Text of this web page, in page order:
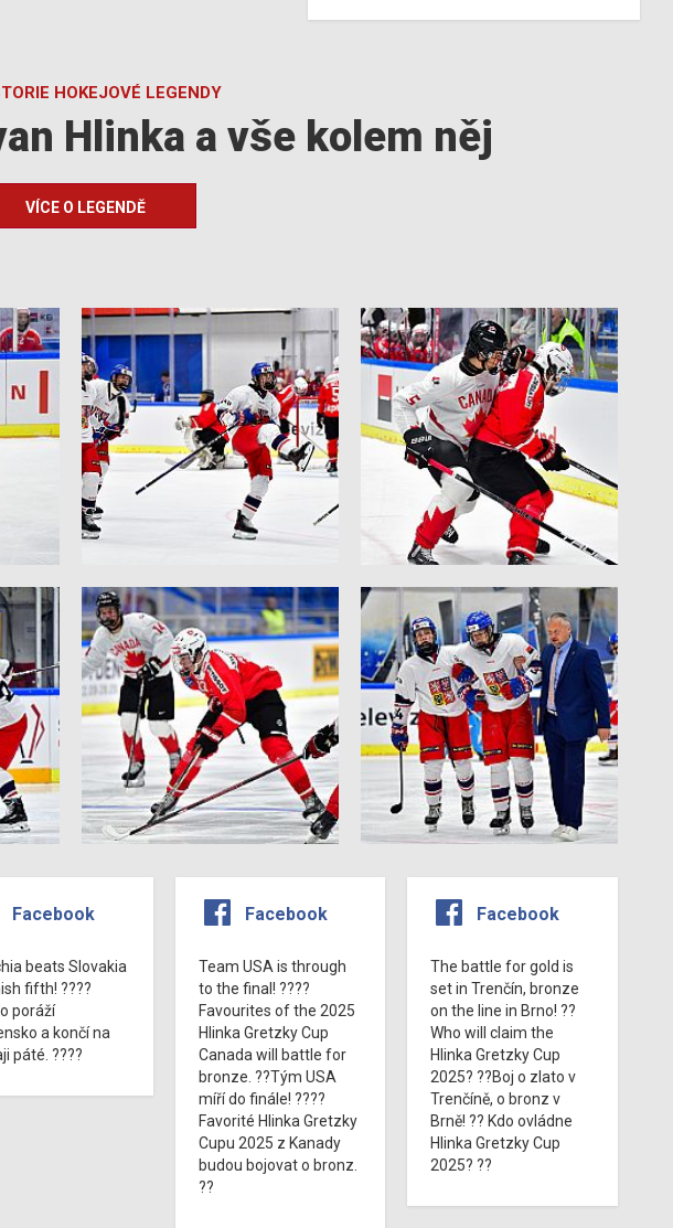
HOKEJOVÉ LEGENDY
Hlinka a vše kolem něj
VÍCE O LEGENDĚ
Facebook
beats Slovakia
fifth! ????
poráží
a končí na
páté. ????
Facebook
Team USA is through
to the final! ????
Favourites of the 2025
Hlinka Gretzky Cup
Canada will battle for
bronze. ??Tým USA
míří do finále! ????
Favorité Hlinka Gretzky
Cupu 2025 z Kanady
budou bojovat o bronz.
??
Facebook
The battle for gold is
set in Trenčín, bronze
on the line in Brno! ??
Who will claim the
Hlinka Gretzky Cup
2025? ??Boj o zlato v
Trenčíně, o bronz v
Brně! ?? Kdo ovládne
Hlinka Gretzky Cup
2025? ??